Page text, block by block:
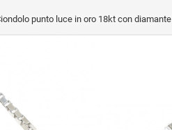
punto luce in oro 18kt con diamante